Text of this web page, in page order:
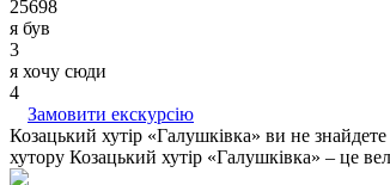
25698
я був
3
я хочу сюди
4
Замовити екскурсію
Козацький хутір «Галушківка» ви не знайдете
хутору Козацький хутір «Галушківка» – це